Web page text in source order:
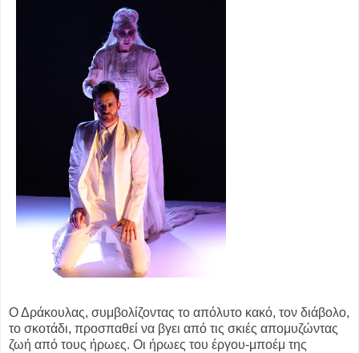
Ο Δράκουλας, συμβολίζοντας το απόλυτο κακό, τον διάβολο,
το σκοτάδι, προσπαθεί να βγει από τις σκιές απομυζώντας
ζωή από τους ήρωες. Οι ήρωες του έργου-μποέμ της